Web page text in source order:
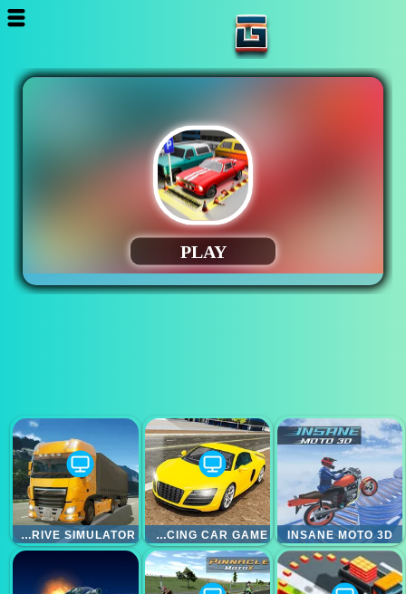
INSANE MOTO 3D
CAR SIMULATOR RACING CAR GAME
OBSTACLE CROSS DRIVE SIMULATOR